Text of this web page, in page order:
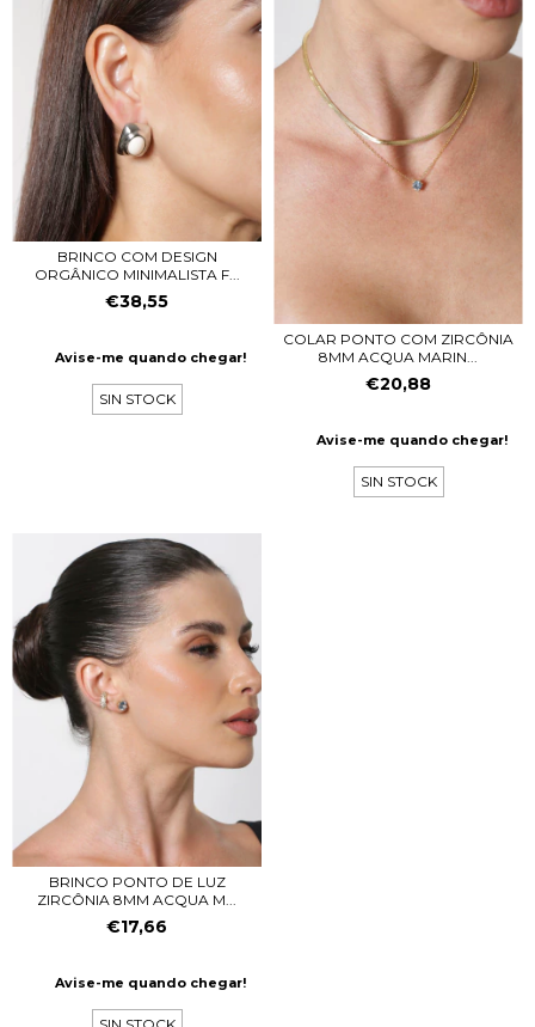
BRINCO COM DESIGN
ORGÂNICO MINIMALISTA F...
€38,55
Avise-me quando chegar!
SIN STOCK
COLAR PONTO COM ZIRCÔNIA
8MM ACQUA MARIN...
€20,88
Avise-me quando chegar!
SIN STOCK
BRINCO PONTO DE LUZ
ZIRCÔNIA 8MM ACQUA M...
€17,66
Avise-me quando chegar!